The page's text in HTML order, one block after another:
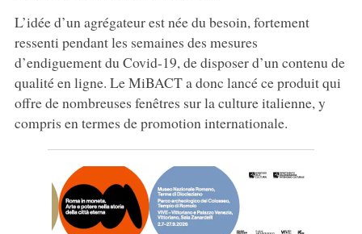
L’idée d’un agrégateur est née du besoin, fortement
ressenti pendant les semaines des mesures
d’endiguement du Covid-19, de disposer d’un contenu de
qualité en ligne. Le MiBACT a donc lancé ce produit qui
offre de nombreuses fenêtres sur la culture italienne, y
compris en termes de promotion internationale.